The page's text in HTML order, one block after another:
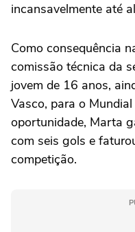
incansavelmente até
Como consequência
comissão técnica da
jovem de 16 anos,
Vasco, para o
oportunidade, Marta
com seis gols e
competição.